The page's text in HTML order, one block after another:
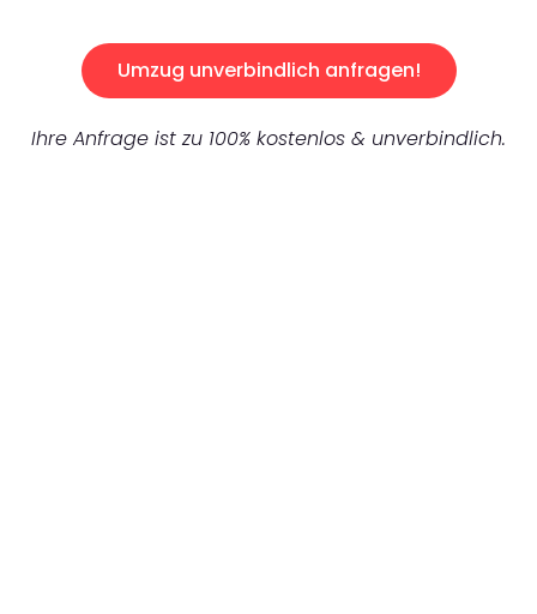
Umzug unverbindlich anfragen!
Ihre Anfrage ist zu 100% kostenlos & unverbindlich.